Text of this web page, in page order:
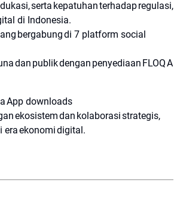
serta kepatuhan terhadap regulasi,
di Indonesia.
bergabung di 7 platform social
dan publik dengan penyediaan FLOQ A
App downloads
ekosistem dan kolaborasi strategis,
era ekonomi digital.